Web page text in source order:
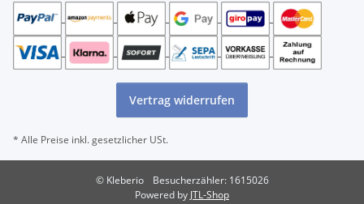
Vertrag widerrufen
* Alle Preise inkl. gesetzlicher USt.
© Kleberio Besucherzähler: 1615026
Powered by JTL-Shop